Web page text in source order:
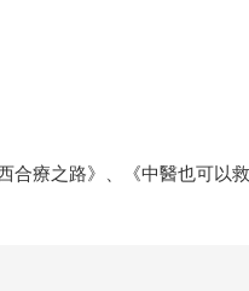
療之路》、《中醫也可以